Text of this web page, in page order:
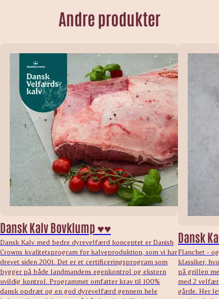
Andre produkter
Dansk Kalv Bovklump ♥♥
Dansk Kalv med bedre dyrevelfærd konceptet er Danish
Crowns kvalitetsprogram for kalveproduktion, som vi har
drevet siden 2001. Det er et certificeringsprogram som
bygger på både landmandens egenkontrol og ekstern
uvildig kontrol. Programmet omfatter krav til 100%
dansk opdræt og en god dyrevelfærd gennem hele
Dansk
Flanchet -
klassiker,
på grillen
med 2
gårde. Her